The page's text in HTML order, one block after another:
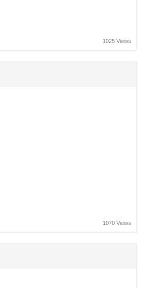
1025 Views
1070 Views